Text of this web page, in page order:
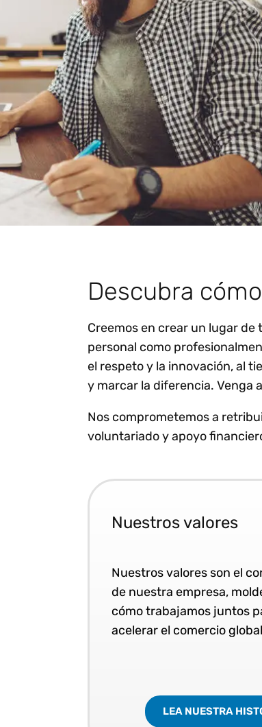
Descubra
Creemos en crear un lugar
personal como
el respeto y la innovación, al
y marcar la diferencia. Venga
Nos comprometemos a
voluntariado y apoyo
Nuestros valores
Nuestros valores son el
de nuestra empresa,
cómo trabajamos juntos
acelerar el comercio
LEA NUESTRA